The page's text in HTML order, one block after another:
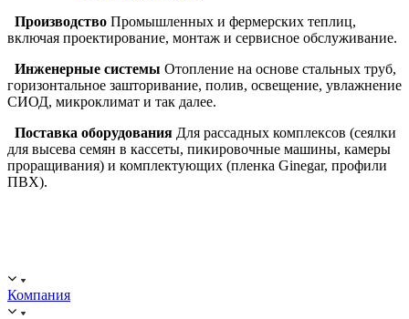
Производство Промышленных и фермерских теплиц,
включая проектирование, монтаж и сервисное обслуживание.
Инженерные системы Отопление на основе стальных труб,
горизонтальное зашторивание, полив, освещение, увлажнение
СИОД, микроклимат и так далее.
Поставка оборудования Для рассадных комплексов (сеялки
для высева семян в кассеты, пикировочные машины, камеры
проращивания) и комплектующих (пленка Ginegar, профили
ПВХ).
Компания